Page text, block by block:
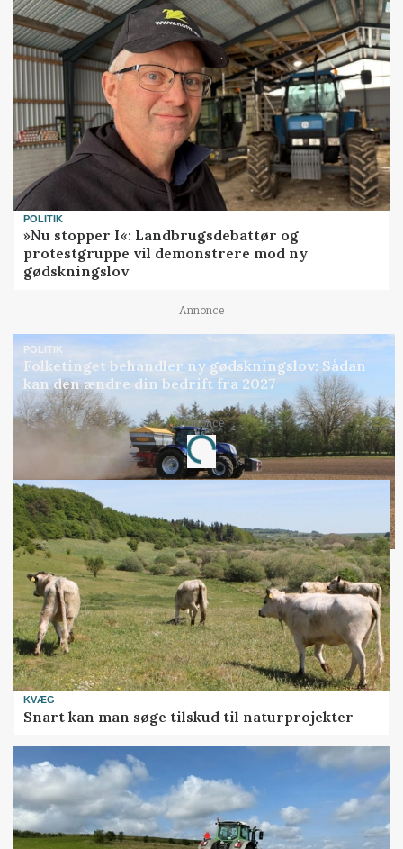
POLITIK
»Nu stopper I«: Landbrugsdebattør og
protestgruppe vil demonstrere mod ny
gødskningslov
Annonce
POLITIK
Folketinget behandler ny gødskningslov: Sådan
kan den ændre din bedrift fra 2027
Annonce
Loading...
KVÆG
Snart kan man søge tilskud til naturprojekter